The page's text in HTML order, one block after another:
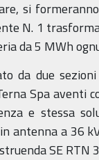
si
N. 1
da 5 MWh
da due
Spa aventi
e stessa
antenna a 36
SE RTN